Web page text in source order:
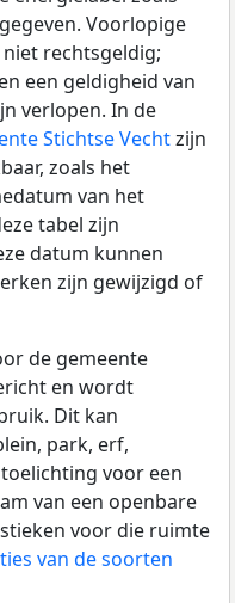
Voorlopige
rechtsgeldig;
een geldigheid van
verlopen. In de
Stichtse Vechtzijn
zoals het
van het
tabel zijn
datum kunnen
zijn gewijzigd of
de gemeente
en wordt
Dit kan
park, erf,
voor een
van een openbare
voor die ruimte
van de soorten